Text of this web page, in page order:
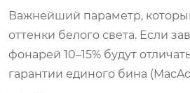
Важнейший параметр,
оттенки белого света. Если
фонарей 10–15% будут
гарантии единого бина